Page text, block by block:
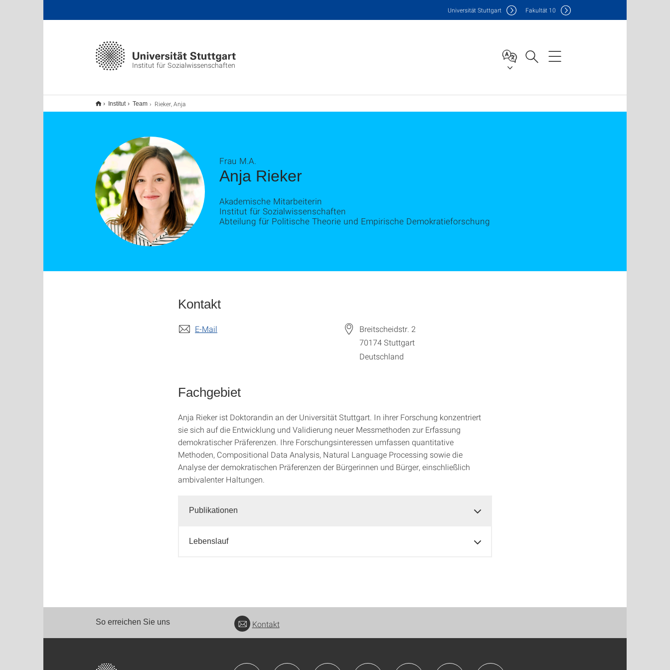
Institut für Sozialwissenschaften
Universität Stuttgart Fakultät 10
Institut Team Rieker, Anja
Anja Rieker
Frau M.A.
Akademische Mitarbeiterin
Institut für Sozialwissenschaften
Abteilung für Politische Theorie und Empirische Demokratieforschung
Kontakt
E-Mail
Breitscheidstr. 2
70174Stuttgart
Deutschland
Fachgebiet
Anja Rieker ist Doktorandin an der Universität Stuttgart. In ihrer Forschung konzentriert
sie sich auf die Entwicklung und Validierung neuer Messmethoden zur Erfassung
demokratischer Präferenzen. Ihre Forschungsinteressen umfassen quantitative
Methoden, Compositional Data Analysis, Natural Language Processing sowie die
Analyse der demokratischen Präferenzen der Bürgerinnen und Bürger, einschließlich
ambivalenter Haltungen.
Publikationen
Lebenslauf
So erreichen Sie uns Kontakt